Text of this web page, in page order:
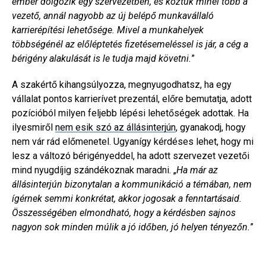
vezető, annál nagyobb az új belépő munkavállaló
karrierépítési lehetősége. Mivel a munkahelyek
többségénél az előléptetés fizetésemeléssel is jár, a cég a
bérigény alakulását is le tudja majd követni.”
A szakértő kihangsúlyozza, megnyugodhatsz, ha egy
vállalat pontos karrierívet prezentál, előre bemutatja, adott
pozícióból milyen feljebb lépési lehetőségek adottak. Ha
ilyesmiről nem esik szó az állásinterjún, gyanakodj, hogy
nem vár rád előmenetel. Ugyanígy kérdéses lehet, hogy mi
lesz a változó bérigényeddel, ha adott szervezet vezetői
mind nyugdíjig szándékoznak maradni. „Ha már az
állásinterjún bizonytalan a kommunikáció a témában, nem
ígérnek semmi konkrétat, akkor jogosak a fenntartásaid.
Összességében elmondható, hogy a kérdésben sajnos
nagyon sok minden múlik a jó időben, jó helyen tényezőn.”